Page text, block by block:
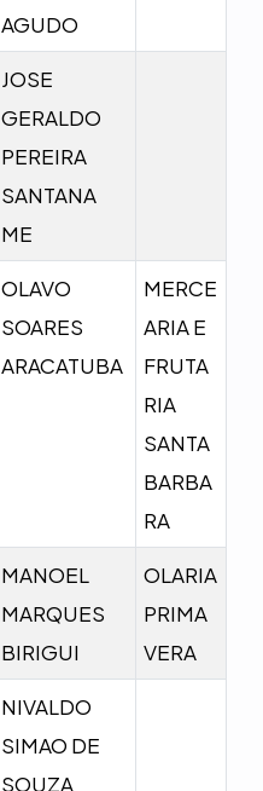
AGUDO
JOSE
GERALDO
PEREIRA
SANTANA
ME
OLAVO
SOARES
ARACATUBA
MERCE
ARIA E
FRUTA
RIA
SANTA
BARBA
RA
MANOEL
MARQUES
BIRIGUI
OLARIA
PRIMA
VERA
NIVALDO
SIMAO DE
SOUZA